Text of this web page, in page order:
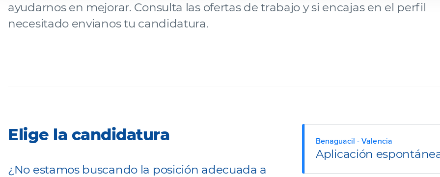
ayudarnos en mejorar. Consulta las ofertas de trabajo y si encajas en el perfil
necesitado envianos tu candidatura.
Elige la candidatura
¿No estamos buscando la posición adecuada a
Benaguacil - Valencia
Aplicación